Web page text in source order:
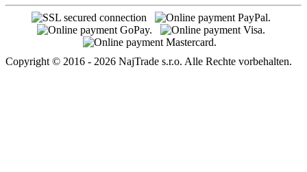
Copyright © 2016 - 2026 NajTrade s.r.o. Alle Rechte vorbehalten.